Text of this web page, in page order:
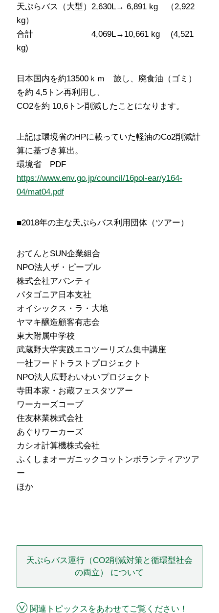
天ぷらバス（大型）2,630L→ 6,891 kg （2,922
kg）
合計 4,069L→10,661 kg (4,521
kg)
日本国内を約13500ｋｍ 旅し、廃食油（ゴミ）
を約 4,5トン再利用し、
CO2を約 10,6トン削減したことになります。
上記は環境省のHPに載っていた軽油のCo2削減計
算に基づき算出。
環境省 PDF
https://www.env.go.jp/council/16pol-ear/y164-
04/mat04.pdf
■2018年の主な天ぷらバス利用団体（ツアー）
おてんとSUN企業組合
NPO法人ザ・ピープル
株式会社アバンティ
パタゴニア日本支社
オイシックス・ラ・大地
ヤマキ醸造顧客有志会
東大附属中学校
武蔵野大学実践エコツーリズム集中講座
一社フードトラストプロジェクト
NPO法人広野わいわいプロジェクト
寺田本家・お蔵フェスタツアー
ワーカーズコープ
住友林業株式会社
あぐりワーカーズ
カシオ計算機株式会社
ふくしまオーガニックコットンボランティアツア
ー
ほか
天ぷらバス運行（CO2削減対策と循環型社会
の両立） について
関連トピックスをあわせてご覧ください！